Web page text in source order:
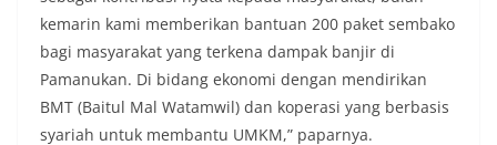
kemarin kami memberikan bantuan 200 paket sembako
bagi masyarakat yang terkena dampak banjir di
Pamanukan. Di bidang ekonomi dengan mendirikan
BMT (Baitul Mal Watamwil) dan koperasi yang berbasis
syariah untuk membantu UMKM,” paparnya.